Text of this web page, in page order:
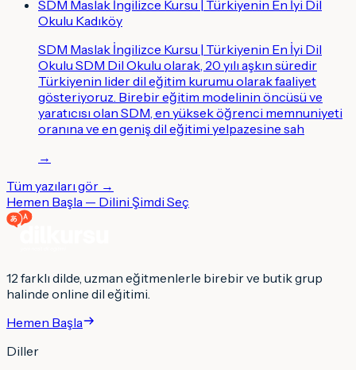
SDM Maslak İngilizce Kursu | Türkiyenin En İyi Dil
Okulu Kadıköy
SDM Maslak İngilizce Kursu | Türkiyenin En İyi Dil
Okulu SDM Dil Okulu olarak, 20 yılı aşkın süredir
Türkiyenin lider dil eğitim kurumu olarak faaliyet
gösteriyoruz. Birebir eğitim modelinin öncüsü ve
yaratıcısı olan SDM, en yüksek öğrenci memnuniyeti
oranına ve en geniş dil eğitimi yelpazesine sah
→
Tüm yazıları gör →
Hemen Başla — Dilini Şimdi Seç
12 farklı dilde, uzman eğitmenlerle birebir ve butik grup
halinde online dil eğitimi.
Hemen Başla
Diller